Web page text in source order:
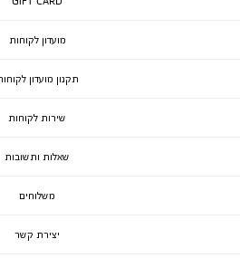
מועדון לקוחות
תקנון מועדון
שירות לקוחות
שאלות ותשובות
משלוחים
יצירת קשר